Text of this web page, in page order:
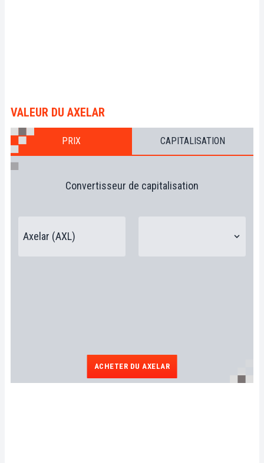
VALEUR DU AXELAR
PRIX CAPITALISATION
Convertisseur de capitalisation
ACHETER DU AXELAR